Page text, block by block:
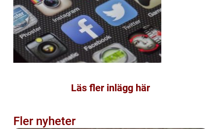
Läs fler inlägg här
Fler nyheter